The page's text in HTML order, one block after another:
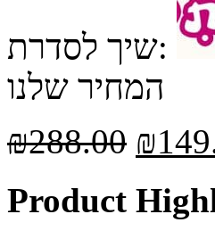
שיך לסדרת:
המחיר שלנו
₪288.00 ₪
Product